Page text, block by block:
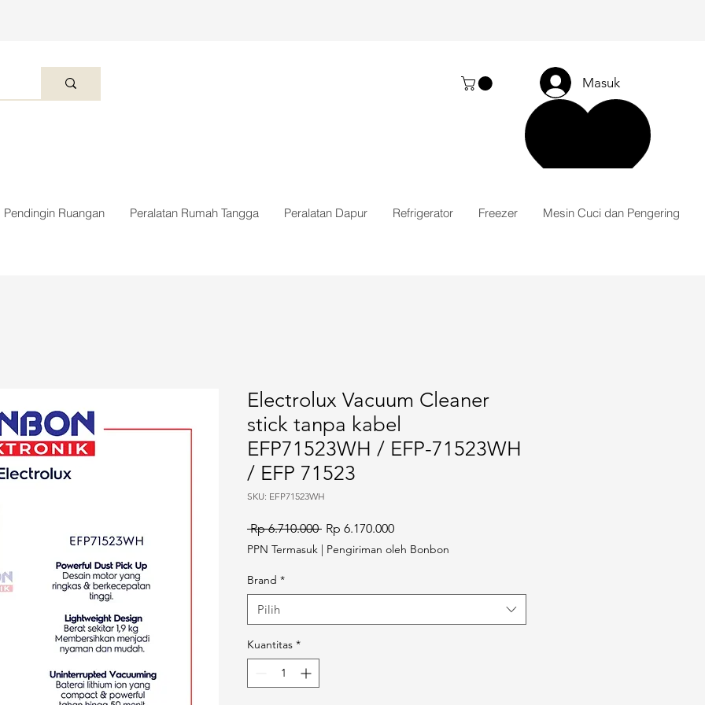
Masuk
Pendingin Ruangan Peralatan Rumah Tangga Peralatan Dapur Refrigerator Freezer Mesin Cuci dan Pengering
Electrolux Vacuum Cleaner
stick tanpa kabel
EFP71523WH / EFP-71523WH
/ EFP 71523
SKU: EFP71523WH
Rp 6.710.000 Harga Reguler
Rp 6.170.000Harga Promosi
PPN Termasuk | Pengiriman oleh Bonbon
Brand *
Pilih
Kuantitas *